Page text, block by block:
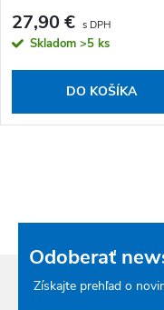
27,90 €
Skladom >5 ks
DO KOŠÍKA
Odoberať
Získajte prehľad o